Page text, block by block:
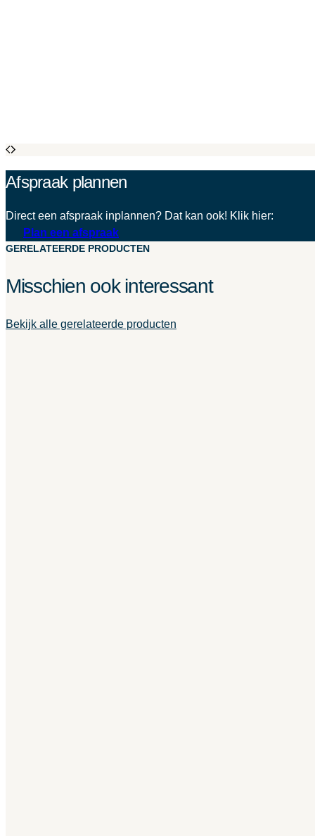
Afspraak plannen
Direct een afspraak inplannen? Dat kan ook! Klik hier:
Plan een afspraak
GERELATEERDE PRODUCTEN
Misschien ook interessant
Bekijk alle gerelateerde producten